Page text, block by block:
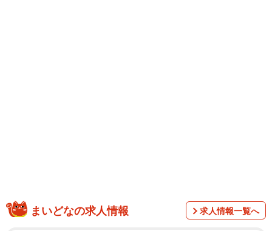
まいどなの求人情報 求人情報一覧へ